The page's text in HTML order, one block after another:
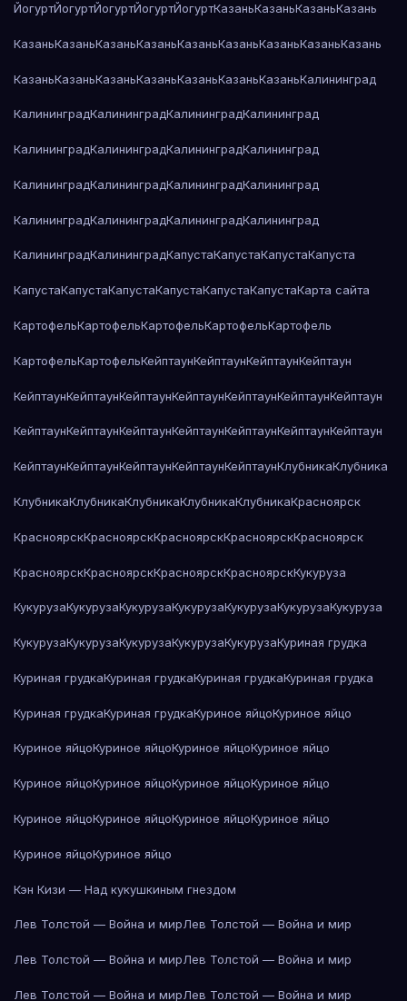
ЙогуртЙогуртЙогуртЙогуртЙогуртКазаньКазаньКазаньКазань
КазаньКазаньКазаньКазаньКазаньКазаньКазаньКазаньКазань
КазаньКазаньКазаньКазаньКазаньКазаньКазаньКалининград
КалининградКалининградКалининградКалининград
КалининградКалининградКалининградКалининград
КалининградКалининградКалининградКалининград
КалининградКалининградКалининградКалининград
КалининградКалининградКапустаКапустаКапустаКапуста
КапустаКапустаКапустаКапустаКапустаКапустаКарта сайта
КартофельКартофельКартофельКартофельКартофель
КартофельКартофельКейптаунКейптаунКейптаунКейптаун
КейптаунКейптаунКейптаунКейптаунКейптаунКейптаунКейптаун
КейптаунКейптаунКейптаунКейптаунКейптаунКейптаунКейптаун
КейптаунКейптаунКейптаунКейптаунКейптаунКлубникаКлубника
КлубникаКлубникаКлубникаКлубникаКлубникаКрасноярск
КрасноярскКрасноярскКрасноярскКрасноярскКрасноярск
КрасноярскКрасноярскКрасноярскКрасноярскКукуруза
КукурузаКукурузаКукурузаКукурузаКукурузаКукурузаКукуруза
КукурузаКукурузаКукурузаКукурузаКукурузаКуриная грудка
Куриная грудкаКуриная грудкаКуриная грудкаКуриная грудка
Куриная грудкаКуриная грудкаКуриное яйцоКуриное яйцо
Куриное яйцоКуриное яйцоКуриное яйцоКуриное яйцо
Куриное яйцоКуриное яйцоКуриное яйцоКуриное яйцо
Куриное яйцоКуриное яйцоКуриное яйцоКуриное яйцо
Куриное яйцоКуриное яйцо
Кэн Кизи — Над кукушкиным гнездом
Лев Толстой — Война и мирЛев Толстой — Война и мир
Лев Толстой — Война и мирЛев Толстой — Война и мир
Лев Толстой — Война и мирЛев Толстой — Война и мир